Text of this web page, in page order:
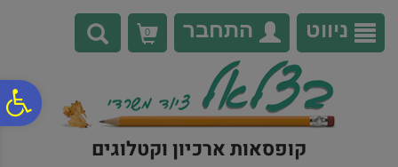
נגישות
אתר
המרכזי
ניווט התחבר 0
קופסאות ארכיון וקטלוגים